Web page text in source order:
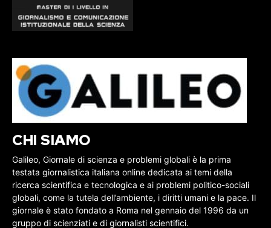
CHI SIAMO
Galileo, Giornale di scienza e problemi globali è la prima
testata giornalistica italiana online dedicata ai temi della
ricerca scientifica e tecnologica e ai problemi politico-sociali
globali, come la tutela dell’ambiente, i diritti umani e la pace. Il
giornale è stato fondato a Roma nel gennaio del 1996 da un
gruppo di scienziati e di giornalisti scientifici.